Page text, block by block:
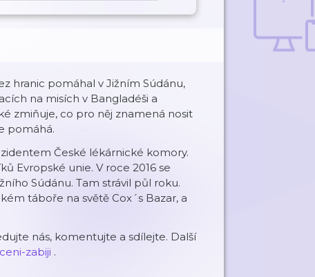
hranic pomáhal v Jižním Súdánu,
na misích v Bangladéši a
zmiňuje, co pro něj znamená nosit
pomáhá.
České lékárnické komory.
Evropské unie. V roce 2016 se
Súdánu. Tam strávil půl roku.
táboře na světě Cox´s Bazar, a
nás, komentujte a sdílejte. Další
zabiji .